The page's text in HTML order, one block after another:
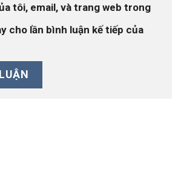
tôi, email, và trang web trong
cho lần bình luận kế tiếp của